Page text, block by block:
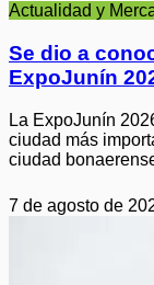
Actualidad y
Se dio a
ExpoJunín
La ExpoJunín
ciudad más
ciudad
7 de agosto de